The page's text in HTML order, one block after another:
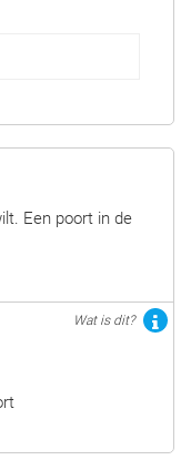
Een poort in de
Wat is dit?